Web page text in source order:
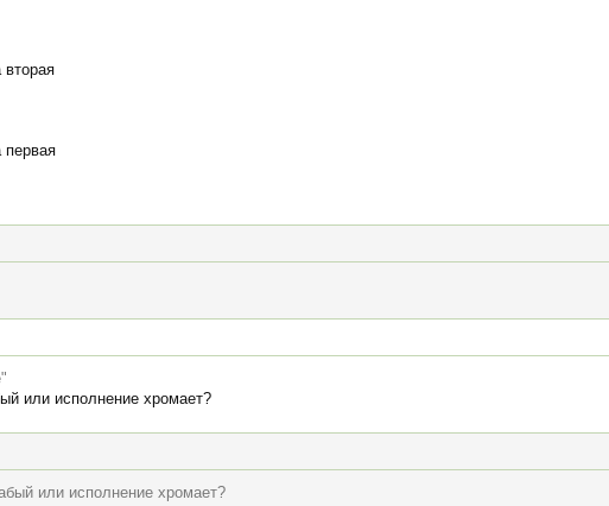
первая
или исполнение хромает?
или исполнение хромает?